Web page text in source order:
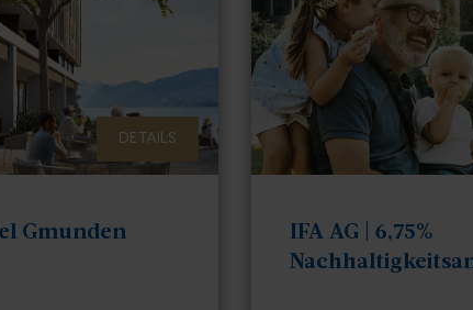
DETAILS
Gmunden
IFA AG | 6,75%